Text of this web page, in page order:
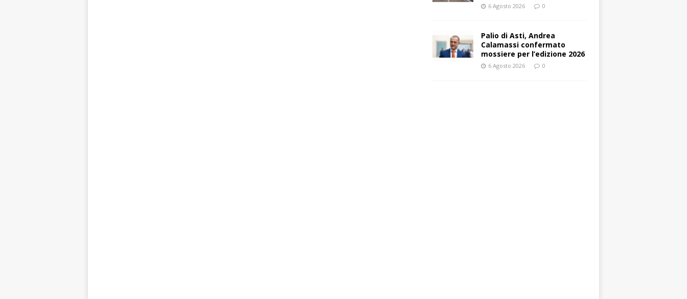
6 Agosto 2026 0
Palio di Asti, Andrea
Calamassi confermato
mossiere per l’edizione 2026
6 Agosto 2026 0